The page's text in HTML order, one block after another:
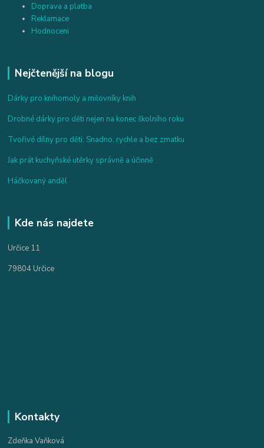
Doprava a platba
Reklamace
Hodnoceni
Nejčtenější na blogu
Dárky pro knihomoly a milovníky knih
Drobné dárky pro děti nejen na konec školního roku
Tvořivé dílny pro děti: Snadno, rychle a bez zmatku
Jak prát kuchyňské utěrky správně a účinně
Háčkovaný anděl
Kde nás najdete
Určice 11
79804 Určice
Kontakty
Zdeňka Vaňková